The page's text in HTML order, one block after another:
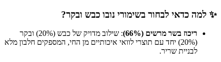
✨ למה כדאי לבחור בשימורי נובו כבש ובקר?
ריכוז בשר מרשים (66%)
: שילוב מדויק של כבש (20%) ובקר
(20%) יחד עם תוצרי לוואי איכותיים מן החי, המספקים חלבון מלא
לבניית שריר.